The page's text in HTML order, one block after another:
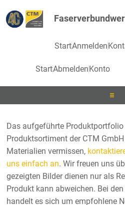
StartAnmelden
StartAbmelden Konto
Kleben
Beschichten
Das aufgeführte
Produktsortiment der CTM
Materialien vermissen,
uns einfach an. Wir freuen uns
gezeigten Bilder dienen nur als
Produkt kann abweichen. Bei
handelt es sich um empfohlene